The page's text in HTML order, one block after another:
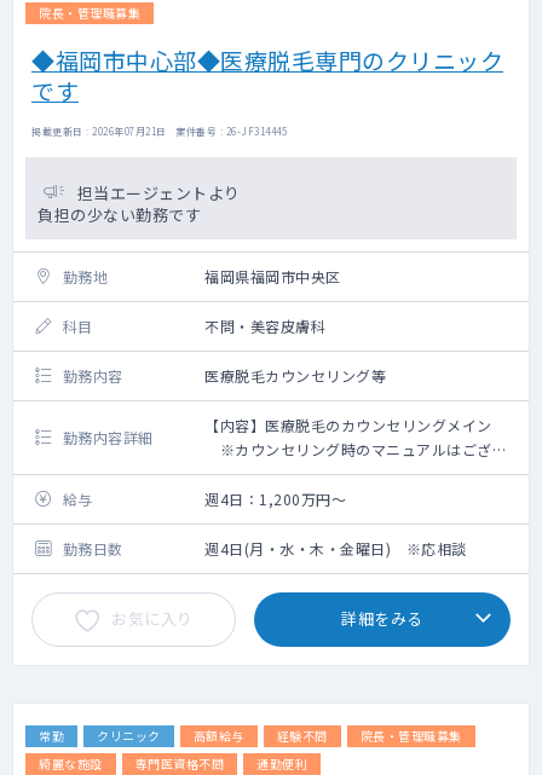
院長・管理職募集
◆福岡市中心部◆医療脱毛専門のクリニック
です
掲載更新日 : 2026年07月21日 案件番号 : 26-JF314445
担当エージェントより
負担の少ない勤務です
勤務地 福岡県福岡市中央区
科目 不問・美容皮膚科
勤務内容 医療脱毛カウンセリング等
勤務内容詳細
【内容】医療脱毛のカウンセリングメイン
※カウンセリング時のマニュアルはござい
ます
※施術は看護師
・稀ではありますが以下メニューの問診があ
る可能性もございます
ハイフ・ダーマペン・ケミカルピーリン
グ、マッサージピールやブラックピール・ボ
トックス・リベルサス服用説明・GLP-1皮下
注の説明・にんにく注射・白玉点滴 等
方・購入の際についての
留意点などもドクターから説明していただ
給与 週4日：1,200万円～
勤務日数 週4日(月・水・木・金曜日) ※応相談
お気に入り 詳細をみる
常勤 クリニック 高額給与 経験不問
院長・管理職募集
綺麗な施設
専門医資格不問 通勤便利